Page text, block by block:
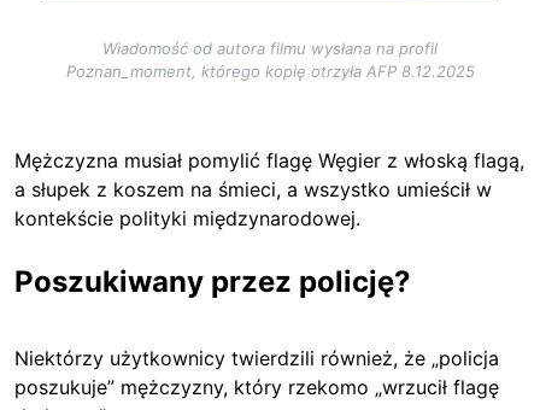
Wiadomość od autora filmu wysłana na profil
Poznan_moment, którego kopię otrzyła AFP 8.12.2025
Mężczyzna musiał pomylić flagę Węgier z włoską flagą,
a słupek z koszem na śmieci, a wszystko umieścił w
kontekście polityki międzynarodowej.
Poszukiwany przez policję?
Niektórzy użytkownicy twierdzili również, że „policja
poszukuje” mężczyzny, który rzekomo „wrzucił flagę